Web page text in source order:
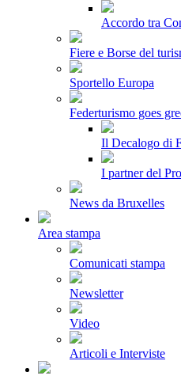
Accordo tra
Fiere e Borse del
Sportello Europa
Federturismo goes
Il Decalogo di
I partner del
News da Bruxelles
Area stampa
Comunicati stampa
Newsletter
Video
Articoli e Interviste